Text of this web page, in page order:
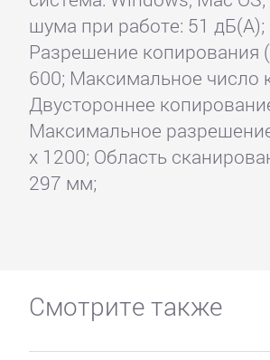
шума при работе: 51 дБ(А);
Разрешение копирования
600; Максимальное число
Двустороннее
Максимальное
x 1200; Область
297 мм;
Смотрите также